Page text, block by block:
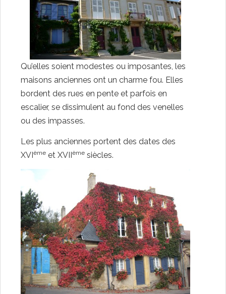
Qu’elles soient modestes ou imposantes, les
maisons anciennes ont un charme fou. Elles
bordent des rues en pente et parfois en
escalier, se dissimulent au fond des venelles
ou des impasses.
Les plus anciennes portent des dates des
XVIème et XVIIème siècles.